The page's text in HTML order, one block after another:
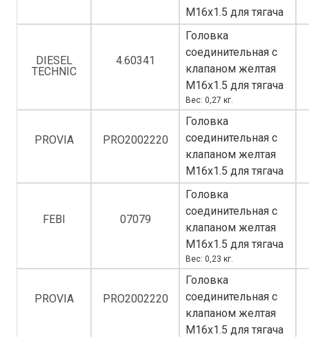
M16x1.5 для тягача
DIESEL
TECHNIC
4.60341
Головка
соединительная с
клапаном желтая
M16x1.5 для тягача
Вес: 0,27 кг.
PROVIA PRO2002220
Головка
соединительная с
клапаном желтая
M16x1.5 для тягача
FEBI 07079
Головка
соединительная с
клапаном желтая
M16x1.5 для тягача
Вес: 0,23 кг.
PROVIA PRO2002220
Головка
соединительная с
клапаном желтая
M16x1.5 для тягача